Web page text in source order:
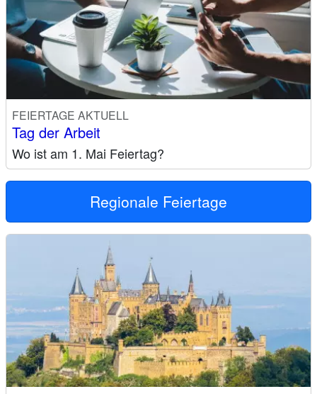
FEIERTAGE AKTUELL
Tag der Arbeit
Wo ist am 1. Mai Feiertag?
Regionale Feiertage